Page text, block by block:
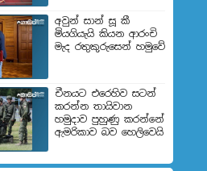
අවුන් සාන් සූ කී
මියගියැයි කියන ආරංචි
මැද රතුකුරුසෙන් හමුවේ
චීනයට එරෙහිව සටන්
කරන්න තායිවාන
හමුදාව පුහුණු කරන්නේ
ඇමරිකාව බව හෙලිවෙයි